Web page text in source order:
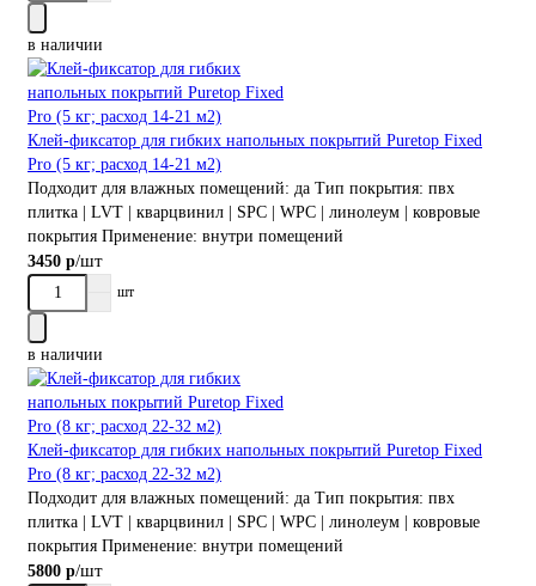
в наличии
Клей-фиксатор для гибких напольных покрытий Puretop Fixed
Pro (5 кг; расход 14-21 м2)
Подходит для влажных помещений: да Тип покрытия: пвх
плитка | LVT | кварцвинил | SPC | WPC | линолеум | ковровые
покрытия Применение: внутри помещений
3450 р/шт
шт
в наличии
Клей-фиксатор для гибких напольных покрытий Puretop Fixed
Pro (8 кг; расход 22-32 м2)
Подходит для влажных помещений: да Тип покрытия: пвх
плитка | LVT | кварцвинил | SPC | WPC | линолеум | ковровые
покрытия Применение: внутри помещений
5800 р/шт